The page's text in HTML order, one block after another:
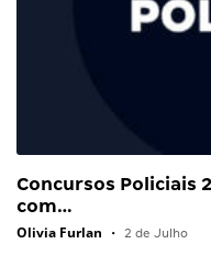
Concursos Policiais
com…
Olivia Furlan • 2 de Julho